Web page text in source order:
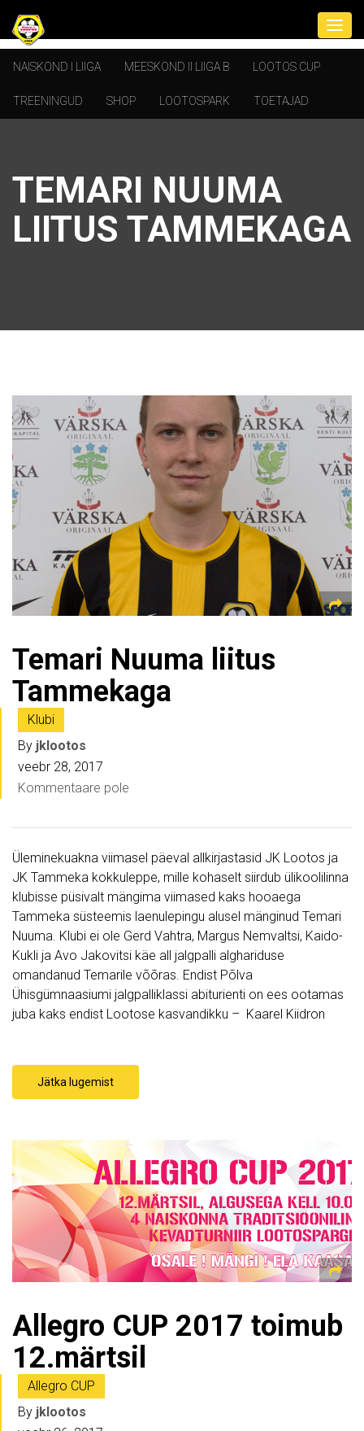
NAISKOND I LIIGA MEESKOND II LIIGA B LOOTOS CUP
TREENINGUD SHOP LOOTOSPARK TOETAJAD
TEMARI NUUMA
LIITUS TAMMEKAGA
Temari Nuuma liitus
Tammekaga
Klubi
By jklootos
veebr 28, 2017
Kommentaare pole
Üleminekuakna viimasel päeval allkirjastasid JK Lootos ja
JK Tammeka kokkuleppe, mille kohaselt siirdub ülikoolilinna
klubisse püsivalt mängima viimased kaks hooaega
Tammeka süsteemis laenulepingu alusel mänginud Temari
Nuuma. Klubi ei ole Gerd Vahtra, Margus Nemvaltsi, Kaido-
Kukli ja Avo Jakovitsi käe all jalgpalli alghariduse
omandanud Temarile võõras. Endist Põlva
Ühisgümnaasiumi jalgpalliklassi abiturienti on ees ootamas
juba kaks endist Lootose kasvandikku – Kaarel Kiidron
Jätka lugemist
Allegro CUP 2017 toimub
12.märtsil
Allegro CUP
By jklootos